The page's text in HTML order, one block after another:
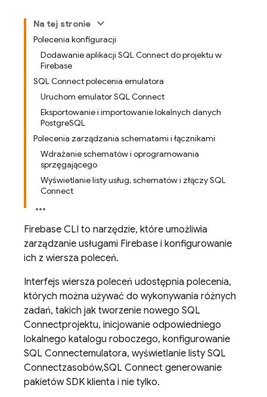
Na tej stronie
Polecenia konfiguracji
Dodawanie aplikacji SQL Connect do projektu w
Firebase
SQL Connect polecenia emulatora
Uruchom emulator SQL Connect
Eksportowanie i importowanie lokalnych danych
PostgreSQL
Polecenia zarządzania schematami i łącznikami
Wdrażanie schematów i oprogramowania
sprzęgającego
Wyświetlanie listy usług, schematów i złączy SQL
Connect
Firebase CLI to narzędzie, które umożliwia
zarządzanie usługami Firebase i konfigurowanie
ich z wiersza poleceń.
Interfejs wiersza poleceń udostępnia polecenia,
których można używać do wykonywania różnych
zadań, takich jak tworzenie nowego SQL
Connectprojektu, inicjowanie odpowiedniego
lokalnego katalogu roboczego, konfigurowanie
SQL Connectemulatora, wyświetlanie listy SQL
Connectzasobów,SQL Connect generowanie
pakietów SDK klienta i nie tylko.